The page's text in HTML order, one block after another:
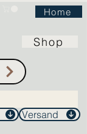
Home
Shop
Versand